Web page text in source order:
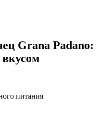
Grana Padano:
питания